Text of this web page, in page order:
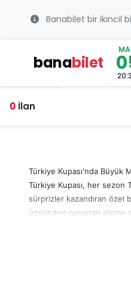
Banabilet bir ikincil
banabilet
0 İlan
Türkiye Kupası'nda Büyük
Türkiye Kupası, her
sürprizler kazandıran özel
üzerinden oynanan eleme
olan Antalyaspor -